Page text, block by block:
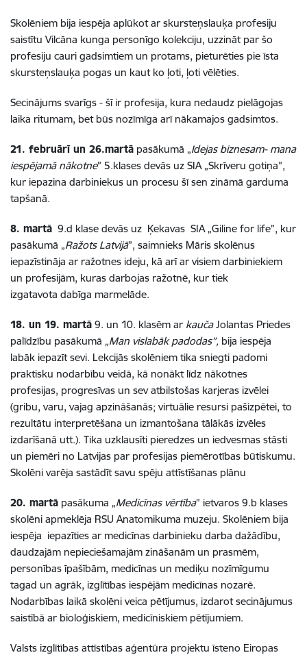
Skolēniem bija iespēja aplūkot ar skursteņslauķa profesiju
saistītu Vilcāna kunga personīgo kolekciju, uzzināt par šo
profesiju cauri gadsimtiem un protams, pieturēties pie īsta
skursteņslauķa pogas un kaut ko ļoti, ļoti vēlēties.
Secinājums svarīgs - šī ir profesija, kura nedaudz pielāgojas
laika ritumam, bet būs nozīmīga arī nākamajos gadsimtos.
21. februārī un 26.martā pasākumā „Idejas biznesam- mana
iespējamā nākotne” 5.klases devās uz SIA „Skrīveru gotiņa”,
kur iepazina darbiniekus un procesu šī sen zināmā garduma
tapšanā.
8. martā 9.d klase devās uz Ķekavas SIA „Giline for life”, kur
pasākumā „Ražots Latvijā”, saimnieks Māris skolēnus
iepazīstināja ar ražotnes ideju, kā arī ar visiem darbiniekiem
un profesijām, kuras darbojas ražotnē, kur tiek
izgatavota dabīga marmelāde.
18. un 19. martā 9. un 10. klasēm ar kaučaJolantas Priedes
palīdzību pasākumā „Man vislabāk padodas”, bija iespēja
labāk iepazīt sevi. Lekcijās skolēniem tika sniegti padomi
praktisku nodarbību veidā, kā nonākt līdz nākotnes
profesijas, progresīvas un sev atbilstošas karjeras izvēlei
(gribu, varu, vajag apzināšanās; virtuālie resursi pašizpētei, to
rezultātu interpretēšana un izmantošana tālākās izvēles
izdarīšanā utt.). Tika uzklausīti pieredzes un iedvesmas stāsti
un piemēri no Latvijas par profesijas piemērotības būtiskumu.
Skolēni varēja sastādīt savu spēju attīstīšanas plānu
20. martā pasākuma „Medicīnas vērtība” ietvaros 9.b klases
skolēni apmeklēja RSU Anatomikuma muzeju. Skolēniem bija
iespēja iepazīties ar medicīnas darbinieku darba dažādību,
daudzajām nepieciešamajām zināšanām un prasmēm,
personības īpašībām, medicīnas un mediķu nozīmīgumu
tagad un agrāk, izglītības iespējām medicīnas nozarē.
Nodarbības laikā skolēni veica pētījumus, izdarot secinājumus
saistībā ar bioloģiskiem, medicīniskiem pētījumiem.
Valsts izglītības attīstības aģentūra projektu īsteno Eiropas